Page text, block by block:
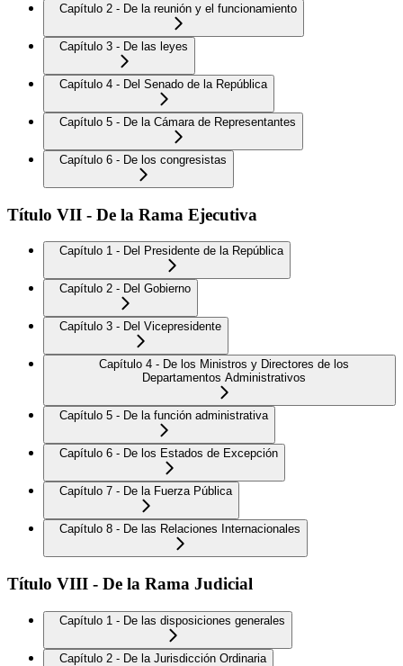
Capítulo 2 - De la reunión y el funcionamiento
Capítulo 3 - De las leyes
Capítulo 4 - Del Senado de la República
Capítulo 5 - De la Cámara de Representantes
Capítulo 6 - De los congresistas
Título VII - De la Rama Ejecutiva
Capítulo 1 - Del Presidente de la República
Capítulo 2 - Del Gobierno
Capítulo 3 - Del Vicepresidente
Capítulo 4 - De los Ministros y Directores de los
Departamentos Administrativos
Capítulo 5 - De la función administrativa
Capítulo 6 - De los Estados de Excepción
Capítulo 7 - De la Fuerza Pública
Capítulo 8 - De las Relaciones Internacionales
Título VIII - De la Rama Judicial
Capítulo 1 - De las disposiciones generales
Capítulo 2 - De la Jurisdicción Ordinaria